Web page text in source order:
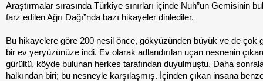
Araştırmalar sırasında Türkiye sınırları içinde Nuh”un Gemisinin
farz edilen Ağrı Dağı”nda bazı hikayeler dinlediler.
Bu hikayelere göre 200 nesil önce, gökyüzünden büyük ve de çok
bir ev yeryüzünüze indi. Ev olarak adlandırılan uçan nesnenin
gürültü, köyde bulunan herkes tarafından duyulmuştu. Daha
halkından biri; bu nesneyle karşılaşmış. İçinden çıkan insana